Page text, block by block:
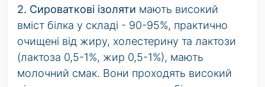
2. Сироваткові ізоляти мають високий
вміст білка у складі - 90-95%, практично
очищені від жиру, холестерину та лактози
(лактоза 0,5-1%, жир 0,5-1%), мають
молочний смак. Вони проходять високий